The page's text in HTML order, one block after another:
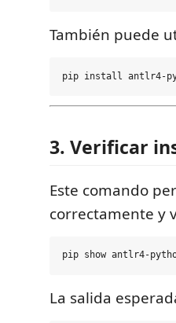
También puede
3. Verificar
Este comando
correctamente y
La salida